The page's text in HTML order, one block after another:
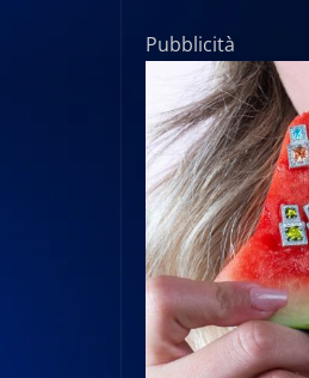
Pubblicità